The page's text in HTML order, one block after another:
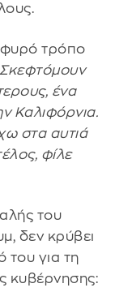
τρόπο
ένα
Καλιφόρνια.
στα αυτιά
φίλε
του
δεν κρύβει
του για τη
κυβέρνησης: